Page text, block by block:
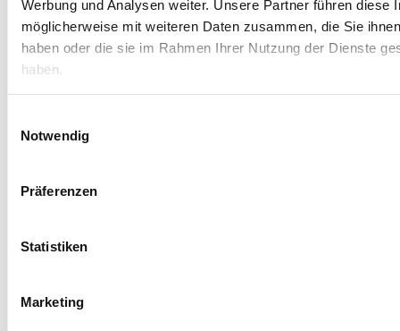
Werbung und Analysen weiter. Unsere Partner führen diese
möglicherweise mit weiteren Daten zusammen, die Sie
haben oder die sie im Rahmen Ihrer Nutzung der Dienste
haben.
Notwendig
Präferenzen
Statistiken
Marketing
Share this